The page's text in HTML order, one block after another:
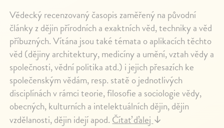
Vědecký recenzovaný časopis zaměřený na původní
články z dějin přírodních a exaktních věd, techniky a věd
příbuzných. Vítána jsou také témata o aplikacích těchto
věd (dějiny architektury, medicíny a umění, vztah vědy a
společnosti, vědní politika atd.) i jejich přesazích ke
společenským vědám, resp. statě o jednotlivých
disciplínách v rámci teorie, filosofie a sociologie vědy,
obecných, kulturních a intelektuálních dějin, dějin
vzdělanosti, dějin idejí apod.Čítať ďalej↓